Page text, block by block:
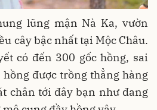
lũng mận Nà Ka, vườn
cây bậc nhất tại Mộc Châu.
có đến 300 gốc hồng, sai
được trồng thẳng hàng
chân tới đây bạn như đang